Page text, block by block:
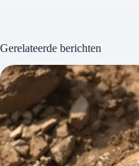
Gerelateerde berichten